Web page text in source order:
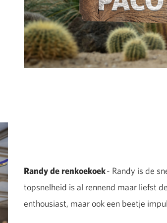
Randy de renkoekoek- Randy is de
topsnelheid is al rennend maar liefst
enthousiast, maar ook een beetje